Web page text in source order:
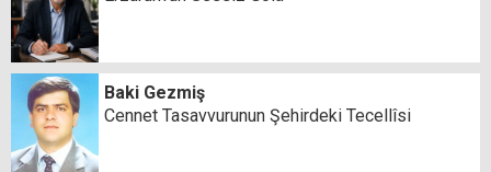
Baki Gezmiş
Cennet Tasavvurunun Şehirdeki Tecellîsi